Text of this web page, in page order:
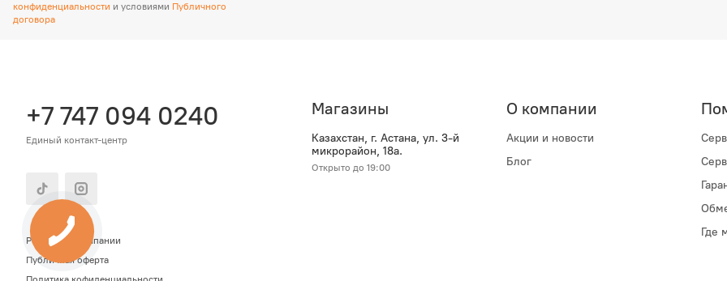
конфиденциальности и условиями Публичного
договора
+7 747 094 0240
Единый контакт-центр
Реквизиты компании
Публичная оферта
Магазины
Казахстан, г. Астана, ул. 3-й
микрорайон, 18а.
Открыто до 19:00
О компании
Акции и новости
Блог
Где